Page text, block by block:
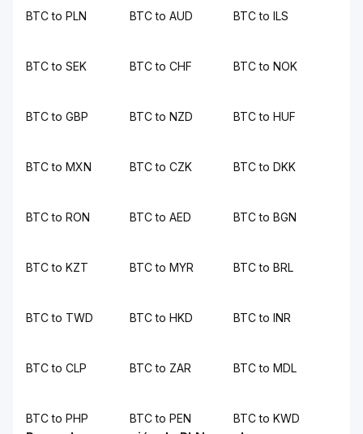
BTC to PLN BTC to AUD BTC to ILS
BTC to SEK BTC to CHF BTC to NOK
BTC to GBP BTC to NZD BTC to HUF
BTC to MXN BTC to CZK BTC to DKK
BTC to RON BTC to AED BTC to BGN
BTC to KZT BTC to MYR BTC to BRL
BTC to TWD BTC to HKD BTC to INR
BTC to CLP BTC to ZAR BTC to MDL
BTC to PHP BTC to PEN BTC to KWD